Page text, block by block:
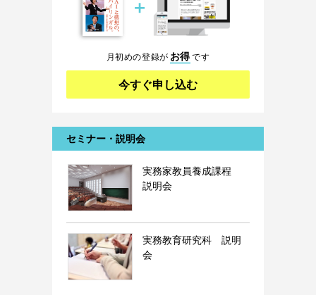
＋
月初めの登録が お得です
今すぐ申し込む
セミナー・説明会
実務家教員養成課程
説明会
実務教育研究科 説明
会